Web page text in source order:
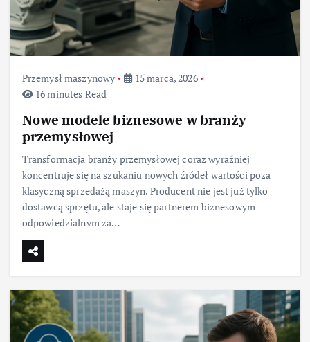
Przemysł maszynowy
15 marca, 2026
16 minutes Read
Nowe modele biznesowe w branży
przemysłowej
Transformacja branży przemysłowej coraz wyraźniej
koncentruje się na szukaniu nowych źródeł wartości poza
klasyczną sprzedażą maszyn. Producent nie jest już tylko
dostawcą sprzętu, ale staje się partnerem biznesowym
odpowiedzialnym za…